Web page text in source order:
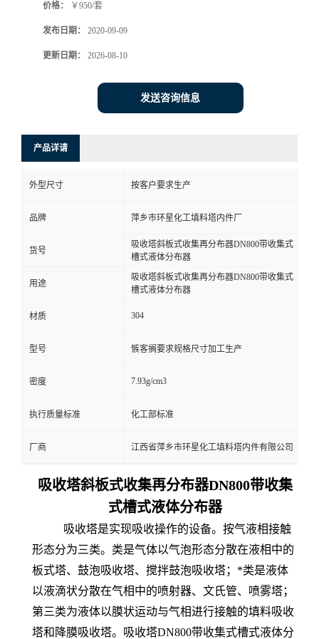
价格： ￥950/套
发布日期： 2020-09-09
更新日期： 2026-08-10
发送咨询信息
产品详请
外型尺寸 按客户要求生产
品牌 萍乡市环星化工填料塔内件厂
货号
吸收塔斜板式收集再分布器DN800带收集式
槽式液体分布器
用途
吸收塔斜板式收集再分布器DN800带收集式
槽式液体分布器
材质 304
型号 愱客搁要求规格尺寸加工生产
密度 7.93g/cm3
执行质量标准 化工部标准
厂商 江西省萍乡市环星化工填料塔内件有限公司
吸收塔斜板式收集再分布器DN800带收集
式槽式液体分布器
吸收塔是实现吸收操作的设备。按气液相接触
形态分为三类。类是气体以气泡形态分散在液相中的
板式塔、鼓泡吸收塔、搅拌鼓泡吸收塔；*类是液体
以液滴状分散在气相中的喷射器、文氏管、喷雾塔；
第三类为液体以膜状运动与气相进行接触的填料吸收
塔和降膜吸收塔。吸收塔DN800带收集式槽式液体分